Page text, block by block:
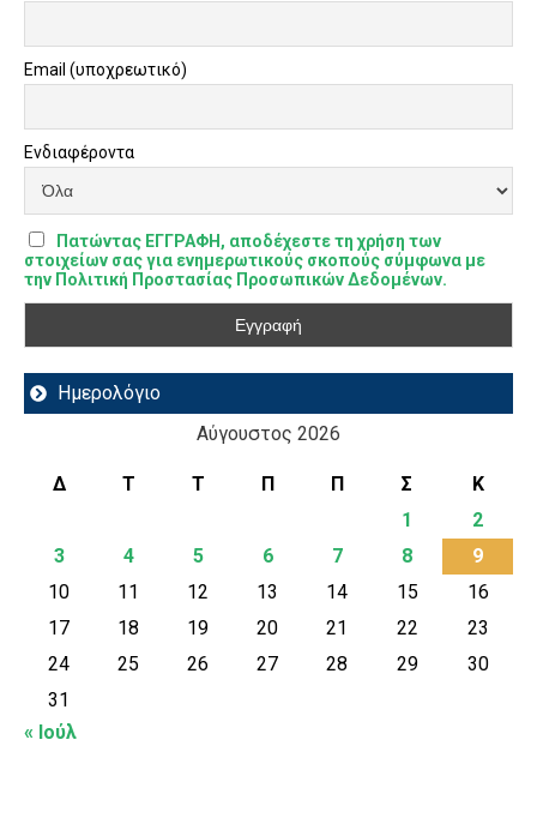
Email (υποχρεωτικό)
Ενδιαφέροντα
Πατώντας ΕΓΓΡΑΦΗ, αποδέχεστε τη χρήση των
στοιχείων σας για ενημερωτικούς σκοπούς σύμφωνα με
την Πολιτική Προστασίας Προσωπικών Δεδομένων.
Ημερολόγιο
Αύγουστος 2026
Δ Τ Τ Π Π Σ
Κ
1
2
3
4 5 6 7 8
9
10
11 12 13 14 15
16
17
18 19 20 21 22
23
24
25 26 27 28 29
30
31
« Ιούλ